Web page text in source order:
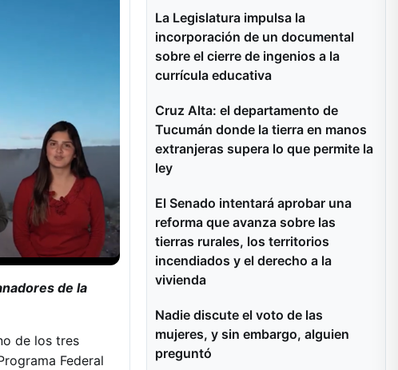
de la
de los tres
Federal
La Legislatura impulsa la
incorporación de un documental
sobre el cierre de ingenios a la
currícula educativa
Cruz Alta: el departamento de
Tucumán donde la tierra en manos
extranjeras supera lo que permite la
ley
El Senado intentará aprobar una
reforma que avanza sobre las
tierras rurales, los territorios
incendiados y el derecho a la
vivienda
Nadie discute el voto de las
mujeres, y sin embargo, alguien
preguntó